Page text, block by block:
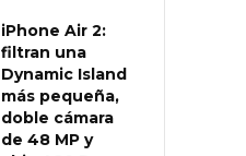
iPhone Air 2:
filtran una
Dynamic Island
más pequeña,
doble cámara
de 48 MP y